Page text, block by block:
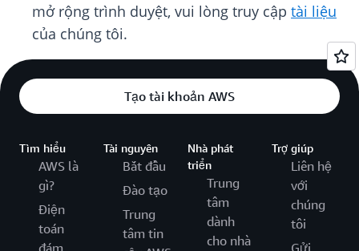
mở rộng trình duyệt, vui lòng truy cập tài liệu
của chúng tôi.
Tạo tài khoản AWS
Tìm hiểu
AWS là
gì?
Điện
toán
Tài nguyên
Bắt đầu
Đào tạo
Trung
tâm tin
Nhà phát
triển
Trung
tâm
dành
cho nhà
Trợ giúp
Liên hệ
với
chúng
tôi